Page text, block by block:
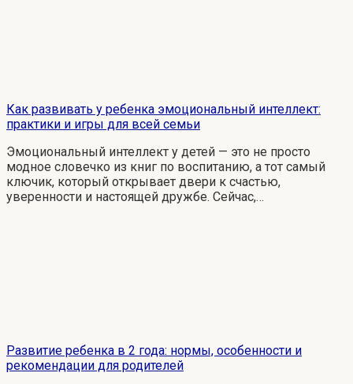
Как развивать у ребенка эмоциональный интеллект:
практики и игры для всей семьи
Эмоциональный интеллект у детей — это не просто
модное словечко из книг по воспитанию, а тот самый
ключик, который открывает двери к счастью,
уверенности и настоящей дружбе. Сейчас,…
Развитие ребенка в 2 года: нормы, особенности и
рекомендации для родителей